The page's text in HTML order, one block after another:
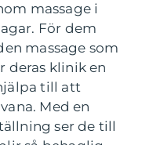
massage i
För dem
massage som
deras klinik en
till att
Med en
ser de till